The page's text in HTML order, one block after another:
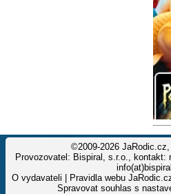
©2009-2026
Provozovatel: Bispiral, s.r.o., kontakt:
O vydavateli
Pravidla webu
Spravovat souhlas s